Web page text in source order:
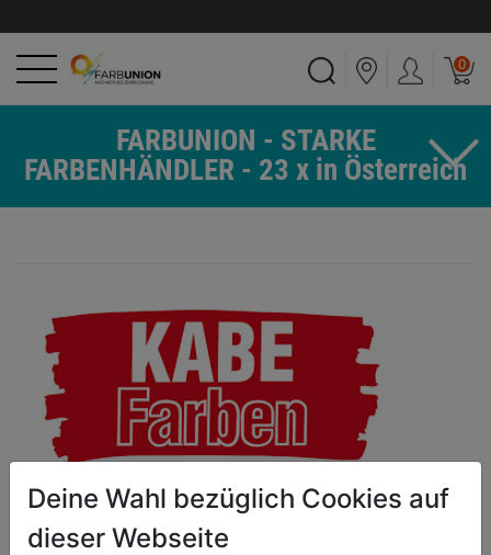
0
FARBUNION - STARKE
FARBENHÄNDLER - 23 x in Österreich
KABE FARBEN-HANDELSGESELLSCHAFT M.B.H.
Ihr Farben-Fachbetrieb in Dornbirn!
Deine Wahl bezüglich Cookies auf
dieser Webseite